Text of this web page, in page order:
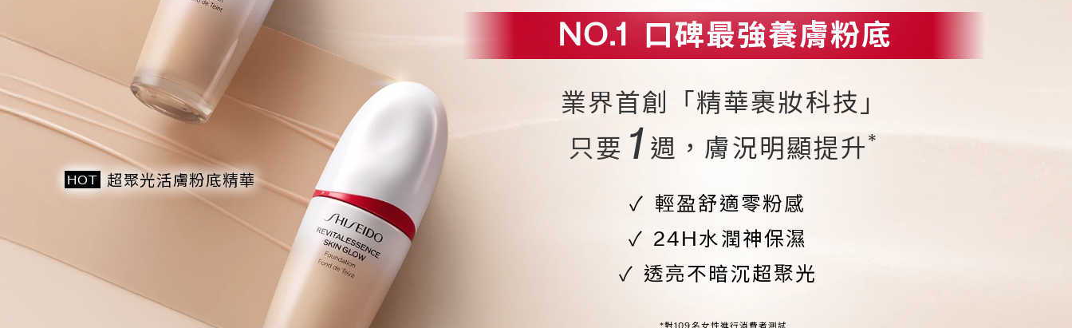
NO.1 口碑最強養膚粉底
業界首創「精華裹妝科技」
只要 1 週，膚況明顯提升*
輕盈舒適零粉感
24H水潤神保濕
透亮不暗沉超聚光
*對109名女性進行消費者測試
HOT 超聚光活膚粉底精華